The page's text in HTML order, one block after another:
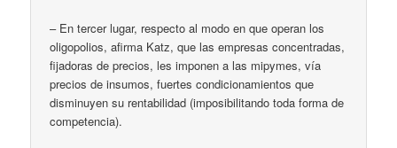
– En tercer lugar, respecto al modo en que operan los
oligopolios, afirma Katz, que las empresas concentradas,
fijadoras de precios, les imponen a las mipymes, vía
precios de insumos, fuertes condicionamientos que
disminuyen su rentabilidad (imposibilitando toda forma de
competencia).